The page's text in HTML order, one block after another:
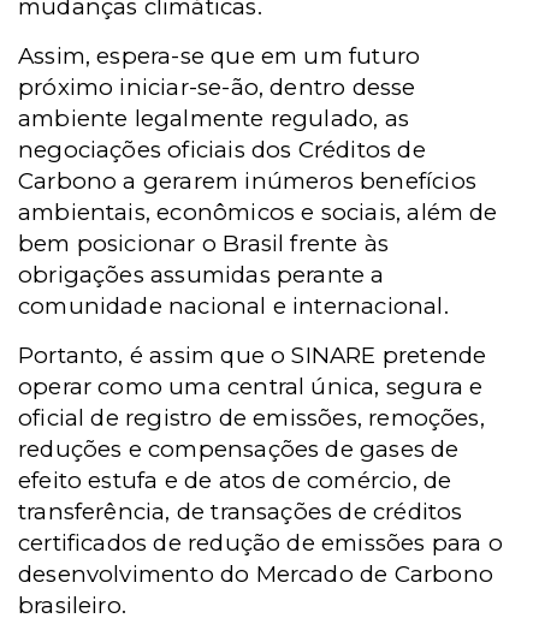
mudanças climáticas.
Assim, espera-se que em um futuro
próximo iniciar-se-ão, dentro desse
ambiente legalmente regulado, as
negociações oficiais dos Créditos de
Carbono a gerarem inúmeros benefícios
ambientais, econômicos e sociais, além de
bem posicionar o Brasil frente às
obrigações assumidas perante a
comunidade nacional e internacional.
Portanto, é assim que o SINARE pretende
operar como uma central única, segura e
oficial de registro de emissões, remoções,
reduções e compensações de gases de
efeito estufa e de atos de comércio, de
transferência, de transações de créditos
certificados de redução de emissões para o
desenvolvimento do Mercado de Carbono
brasileiro.